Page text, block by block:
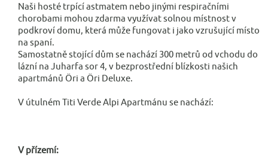
Naši hosté trpící astmatem nebo jinými respiračními
chorobami mohou zdarma využívat solnou místnost v
podkroví domu, která může fungovat i jako vzrušující místo
na spaní.
Samostatně stojící dům se nachází 300 metrů od vchodu do
lázní na Juharfa sor 4, v bezprostřední blízkosti našich
apartmánů Öri a Öri Deluxe.
V útulném Titi Verde Alpi Apartmánu se nachází:
V přízemí: